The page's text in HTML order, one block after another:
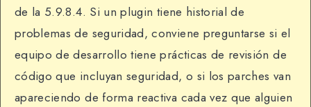
de la 5.9.8.4. Si un plugin tiene historial de
problemas de seguridad, conviene preguntarse si el
equipo de desarrollo tiene prácticas de revisión de
código que incluyan seguridad, o si los parches van
apareciendo de forma reactiva cada vez que alguien